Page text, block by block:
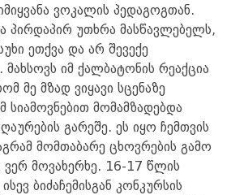
ვოკალის პედაგოგთან.
პირდაპირ უთხრა მასწავლებელს,
ეთქვა და არ შევექე
იმ ქალბატონის რეაქცია
მე მზად ვიყავი სცენაზე
მომამზადებდა
გარეშე. ეს იყო ჩემთვის
მომთაბარე ცხოვრების გამო
ვერ მოვახერხე. 16-17 წლის
ბიძაჩემისგან კონკურსის